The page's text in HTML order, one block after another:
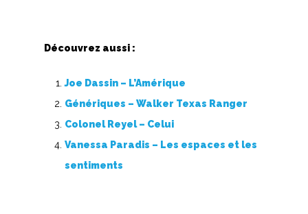
Découvrez aussi :
Joe Dassin – L’Amérique
Génériques – Walker Texas Ranger
Colonel Reyel – Celui
Vanessa Paradis – Les espaces et les
sentiments
Z
Top 100